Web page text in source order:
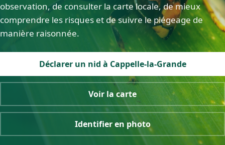
observation, de consulter la carte locale, de mieux
comprendre les risques et de suivre le piégeage de
manière raisonnée.
Déclarer un nid à Cappelle-la-Grande
Voir la carte
Identifier en photo